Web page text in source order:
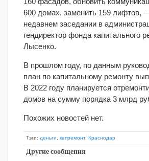
600 домах, заменить 159 лифтов,
недавнем заседании в
гендиректор фонда капитального
Лысенко.
В прошлом году, по данным
план по капитальному ремонту
В 2022 году планируется
домов на сумму порядка 3 млрд
Похожих новостей нет.
Тэги: деньги капремонт, Краснодар
Другие сообщения